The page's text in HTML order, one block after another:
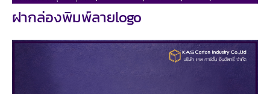
ฝากล่องพิมพ์ลายlogo